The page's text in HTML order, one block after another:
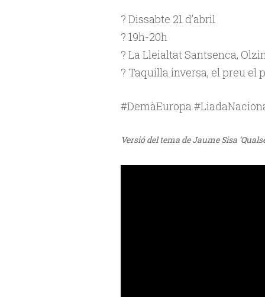
?️ Dissabte 21 d’abril
? 19h-20h
? La Lleialtat Santsenca,
? Taquilla inversa, el preu el
#DemàEuropa
Versió del tema de Jaume Sisa